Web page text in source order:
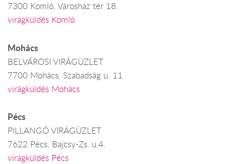
7300 Komló, Városház tér 18.
virágküldés Komló
Mohács
BELVÁROSI VIRÁGÜZLET
7700 Mohács, Szabadság u. 11
virágküldés Mohács
Pécs
PILLANGÓ VIRÁGÜZLET
7622 Pécs, Bajcsy-Zs. u.4.
virágküldés Pécs